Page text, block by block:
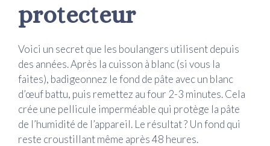
protecteur
Voici un secret que les boulangers utilisent depuis
des années. Après la cuisson à blanc (si vous la
faites), badigeonnez le fond de pâte avec un blanc
d’œuf battu, puis remettez au four 2-3 minutes. Cela
crée une pellicule imperméable qui protège la pâte
de l’humidité de l’appareil. Le résultat ? Un fond qui
reste croustillant même après 48 heures.